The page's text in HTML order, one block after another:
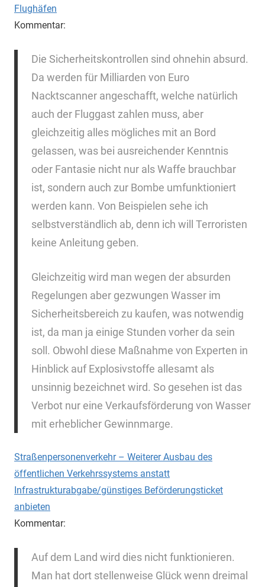
Flughäfen
Kommentar:
Die Sicherheitskontrollen sind ohnehin absurd.
Da werden für Milliarden von Euro
Nacktscanner angeschafft, welche natürlich
auch der Fluggast zahlen muss, aber
gleichzeitig alles mögliches mit an Bord
gelassen, was bei ausreichender Kenntnis
oder Fantasie nicht nur als Waffe brauchbar
ist, sondern auch zur Bombe umfunktioniert
werden kann. Von Beispielen sehe ich
selbstverständlich ab, denn ich will Terroristen
keine Anleitung geben.
Gleichzeitig wird man wegen der absurden
Regelungen aber gezwungen Wasser im
Sicherheitsbereich zu kaufen, was notwendig
ist, da man ja einige Stunden vorher da sein
soll. Obwohl diese Maßnahme von Experten in
Hinblick auf Explosivstoffe allesamt als
unsinnig bezeichnet wird. So gesehen ist das
Verbot nur eine Verkaufsförderung von Wasser
mit erheblicher Gewinnmarge.
Straßenpersonenverkehr – Weiterer Ausbau des
öffentlichen Verkehrssystems anstatt
Infrastrukturabgabe/günstiges Beförderungsticket
anbieten
Kommentar:
Auf dem Land wird dies nicht funktionieren.
Man hat dort stellenweise Glück wenn dreimal